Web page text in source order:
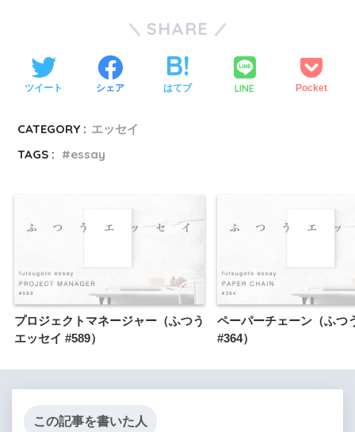
SHARE
ツイート シェア はてブ LINE Pocket
CATEGORY : エッセイ
TAGS :
essay
プロジェクトマネージャー（ふつう
エッセイ #589）
ペーパーチェーン（ふつ
#364）
この記事を書いた人